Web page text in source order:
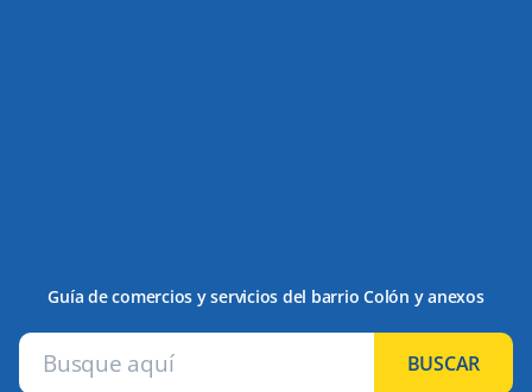
Guía de comercios y servicios del barrio Colón y anexos
BUSCAR